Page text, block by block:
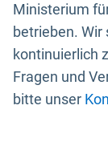
Ministerium
betrieben.
kontinuierlich
Fragen und
bitte unser